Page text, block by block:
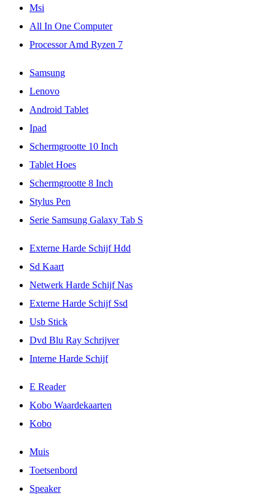
Msi
All In One Computer
Processor Amd Ryzen 7
Samsung
Lenovo
Android Tablet
Ipad
Schermgrootte 10 Inch
Tablet Hoes
Schermgrootte 8 Inch
Stylus Pen
Serie Samsung Galaxy Tab S
Externe Harde Schijf Hdd
Sd Kaart
Netwerk Harde Schijf Nas
Externe Harde Schijf Ssd
Usb Stick
Dvd Blu Ray Schrijver
Interne Harde Schijf
E Reader
Kobo Waardekaarten
Kobo
Muis
Toetsenbord
Speaker